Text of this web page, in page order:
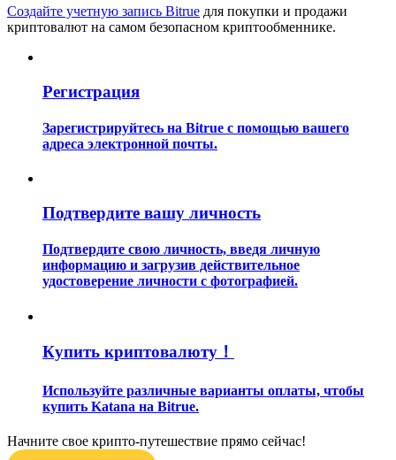
и т. д.
Торговые стратегии
Узнайте, как оставаться прибыльным
Создайте учетную запись Bitrue для покупки и продажи
криптовалют на самом безопасном криптообменнике.
Регистрация
Зарегистрируйтесь на Bitrue с помощью вашего
адреса электронной почты.
Подтвердите вашу личность
Подтвердите свою личность, введя личную
информацию и загрузив действительное
удостоверение личности с фотографией.
Купить криптовалюту！
Используйте различные варианты оплаты, чтобы
купить Katana на Bitrue.
Начните свое крипто-путешествие прямо сейчас!